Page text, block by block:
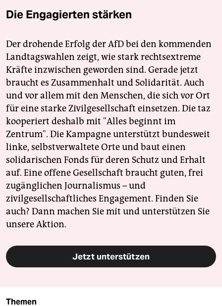
Die Engagierten stärken
Der drohende Erfolg der AfD bei den kommenden
Landtagswahlen zeigt, wie stark rechtsextreme
Kräfte inzwischen geworden sind. Gerade jetzt
braucht es Zusammenhalt und Solidarität. Auch
und vor allem mit den Menschen, die sich vor Ort
für eine starke Zivilgesellschaft einsetzen. Die taz
kooperiert deshalb mit "Alles beginnt im
Zentrum". Die Kampagne unterstützt bundesweit
linke, selbstverwaltete Orte und baut einen
solidarischen Fonds für deren Schutz und Erhalt
auf. Eine offene Gesellschaft braucht guten, frei
zugänglichen Journalismus – und
zivilgesellschaftliches Engagement. Finden Sie
auch? Dann machen Sie mit und unterstützen Sie
unsere Aktion.
Jetzt unterstützen
Themen